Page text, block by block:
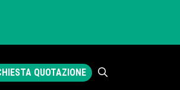
QUOTAZIONE